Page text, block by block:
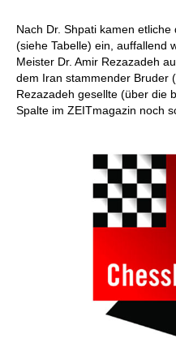
Nach Dr. Shpati kamen etliche
(siehe Tabelle) ein, auffallend
Meister Dr. Amir Rezazadeh
dem Iran stammender Bruder
Rezazadeh gesellte (über die
Spalte im ZEITmagazin noch